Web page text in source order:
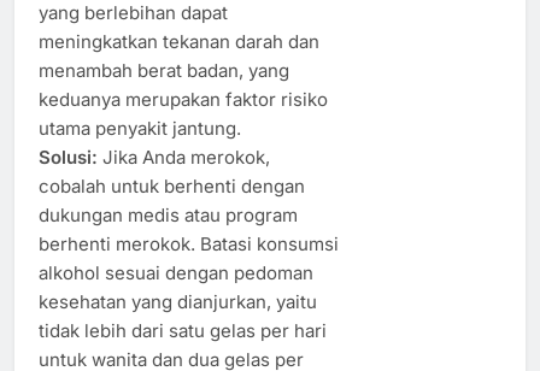
yang berlebihan dapat
meningkatkan tekanan darah dan
menambah berat badan, yang
keduanya merupakan faktor risiko
utama penyakit jantung.
Solusi: Jika Anda merokok,
cobalah untuk berhenti dengan
dukungan medis atau program
berhenti merokok. Batasi konsumsi
alkohol sesuai dengan pedoman
kesehatan yang dianjurkan, yaitu
tidak lebih dari satu gelas per hari
untuk wanita dan dua gelas per